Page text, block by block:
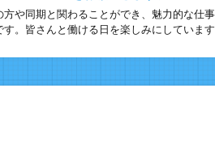
や同期と関わることができ、魅力的な仕
。皆さんと働ける日を楽しみにしています